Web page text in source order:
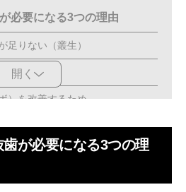
必要になる3つの理由
りない（叢生）
えるため
）を改善するため
する3つの理由
ある
比較的小さい
開く
が必要になる3つの理